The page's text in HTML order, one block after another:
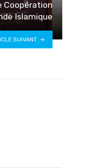
Coopération
Islamique
SUIVANT